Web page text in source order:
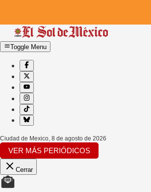
Toggle Menu
Ciudad de Mexico, 8 de agosto de 2026
VER MÁS PERIÓDICOS
Cerrar